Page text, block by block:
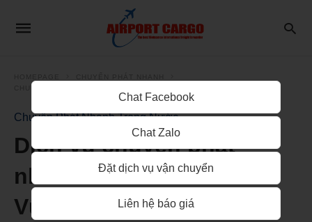
Chuyển Phát Nhanh Trong Nước
Dịch vụ chuyển phát
nhanh từ Cần Thơ đi ra
Vũng Tàu
Chat Facebook
Chat Zalo
Đặt dịch vụ vận chuyển
Liên hệ báo giá